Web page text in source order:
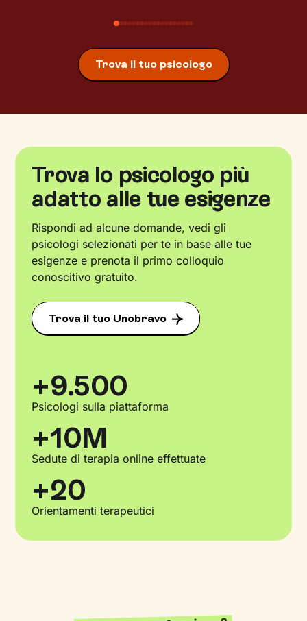
Trova il tuo psicologo
Trova lo psicologo più
adatto alle tue esigenze
Rispondi ad alcune domande, vedi gli
psicologi selezionati per te in base alle tue
esigenze e prenota il primo colloquio
conoscitivo gratuito.
Trova il tuo Unobravo
+9.500
Psicologi sulla piattaforma
+10M
Sedute di terapia online effettuate
+20
Orientamenti terapeutici